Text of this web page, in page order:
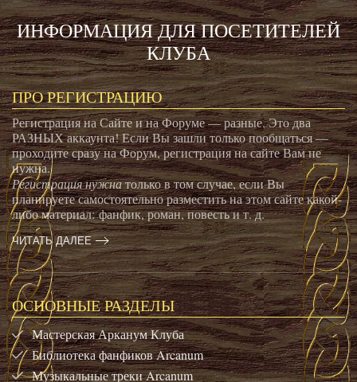
ИНФОРМАЦИЯ ДЛЯ ПОСЕТИТЕЛЕЙ
КЛУБА
ПРО РЕГИСТРАЦИЮ
Регистрация на Сайте и на Форуме — разные. Это два
РАЗНЫХ аккаунта! Если Вы зашли только пообщаться —
проходите сразу на Форум, регистрация на сайте Вам не
нужна.
Регистрация нужнатолько в том случае, если Вы
планируете самостоятельно разместить на этом сайте какой-
либо материал: фанфик, роман, повесть и т. д.
ЧИТАТЬ ДАЛЕЕ
ОСНОВНЫЕ РАЗДЕЛЫ
Мастерская Арканум Клуба
Библиотека фанфиков Arcanum
Музыкальные треки Arcanum